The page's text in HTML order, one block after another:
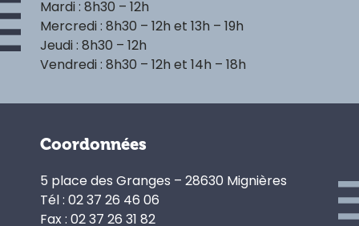
Mardi : 8h30 – 12h
Mercredi : 8h30 – 12h et 13h – 19h
Jeudi : 8h30 – 12h
Vendredi : 8h30 – 12h et 14h – 18h
Coordonnées
5 place des Granges – 28630 Mignières
Tél : 02 37 26 46 06
Fax : 02 37 26 31 82